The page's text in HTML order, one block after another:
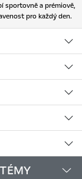
sportovně a prémiově,
pro každý den.